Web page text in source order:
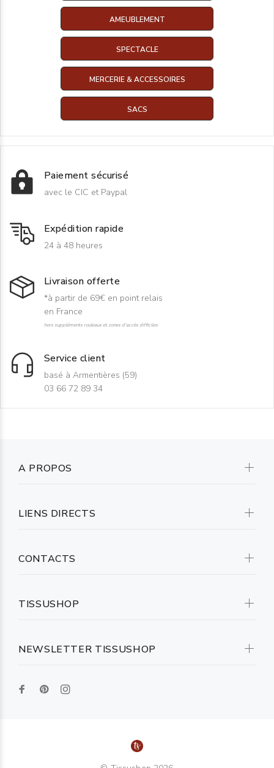
AMEUBLEMENT
SPECTACLE
MERCERIE & ACCESSOIRES
SACS
Paiement sécurisé
avec le CIC et Paypal
Expédition rapide
24 à 48 heures
Livraison offerte
*à partir de 69€ en point relais
en France
hors suppléments rouleaux et zones d'accès difficiles
Service client
basé à Armentières (59)
03 66 72 89 34
NEWSLETTER TISSUSHOP
A PROPOS
LIENS DIRECTS
CONTACTS
TISSUSHOP